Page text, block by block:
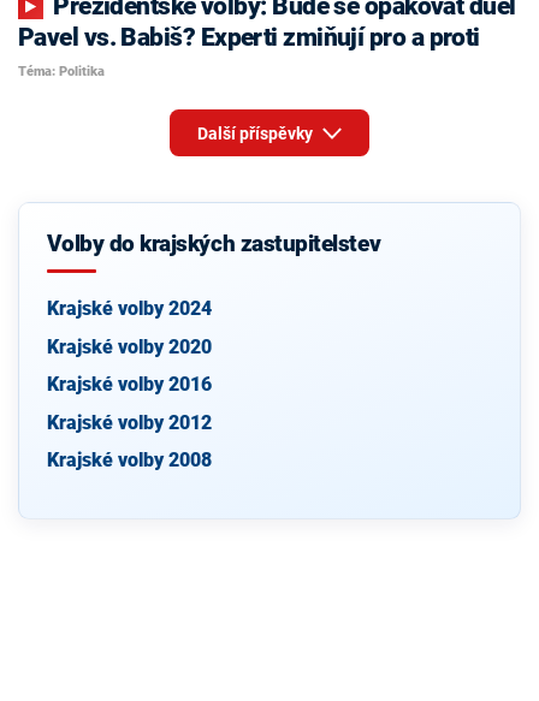
Pavel vs. Babiš? Experti zmiňují pro a proti
Téma: Politika
Další příspěvky
Volby do krajských zastupitelstev
Krajské volby 2024
Krajské volby 2020
Krajské volby 2016
Krajské volby 2012
Krajské volby 2008